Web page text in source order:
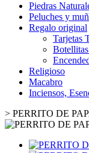
Piedras
Peluches y
Regalo original
Tarjetas
Religioso
Macabro
Inciensos,
> PERRITO DE